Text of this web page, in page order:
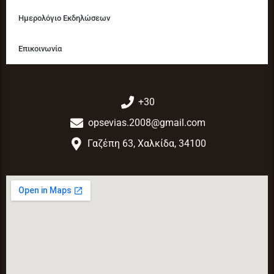
Ημερολόγιο Εκδηλώσεων
Επικοινωνία
+30
opsevias.2008@gmail.com
Γαζέπη 63, Χαλκίδα, 34100